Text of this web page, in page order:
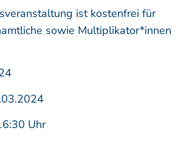
ist kostenfrei für
sowie Multiplikator*innen
Uhr